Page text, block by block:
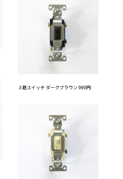
３路スイッチ ダークブラウン 990円